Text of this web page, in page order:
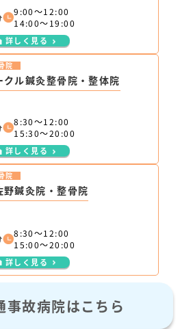
9:00～12:00
14:00～19:00
詳しく見る
クル鍼灸整骨院・整体院
院
8:30～12:00
15:30～20:00
詳しく見る
野鍼灸院・整骨院
院
8:30～12:00
15:00～20:00
詳しく見る
事故病院はこちら